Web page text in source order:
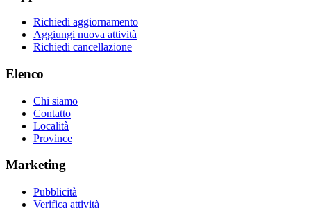
Richiedi aggiornamento
Aggiungi nuova attività
Richiedi cancellazione
Elenco
Chi siamo
Contatto
Località
Province
Marketing
Pubblicità
Verifica attività